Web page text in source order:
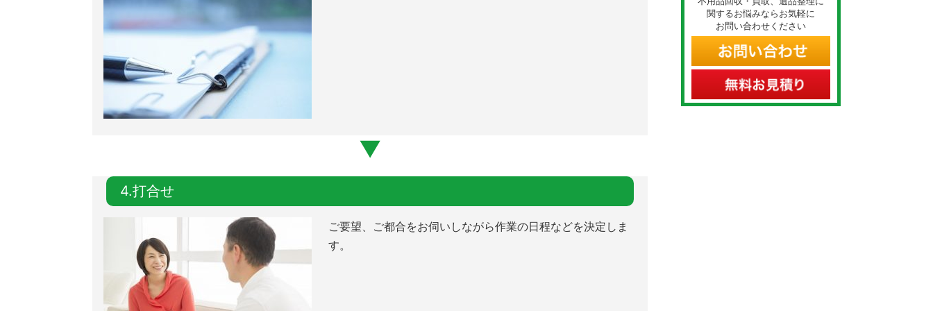
4.打合せ
ご要望、ご都合をお伺いしながら作業の日程などを決定しま
す。
関するお悩みならお気軽に
お問い合わせください